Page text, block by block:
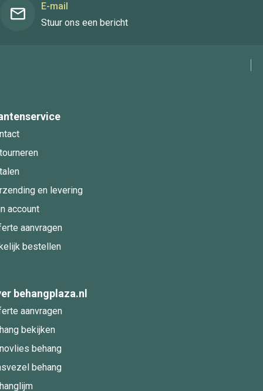
E-mail
Stuur ons een bericht
en levering
account
aanvragen
bestellen
behangplaza.nl
aanvragen
bekijken
behang
behang